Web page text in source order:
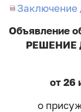
Заключение
Объявление
РЕШЕНИЕ
от 26
о